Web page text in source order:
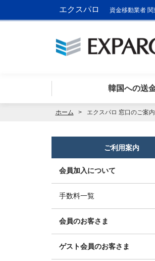
エクスパロ 資金移動業者
韓国への送
ホーム エクスパロ 窓口のご案内
ご利用案内
会員加入について
手数料一覧
会員のお客さま
ゲスト会員のお客さま